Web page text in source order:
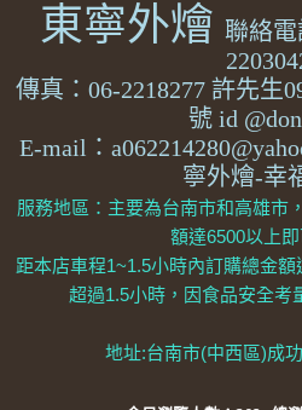
東寧外燴 聯絡電
傳真：06-2218277 許先生
號 id
E-mail：
寧外燴-幸
服務地區：主要為台南市和高雄市
額達6500以上即
距本店車程1~1.5小時內訂購總金額
超過1.5小時，因食品安全考
地址:台南市(中西區)成